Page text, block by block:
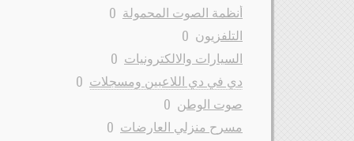
أنظمة الصوت المحمولة 0
التلفزيون 0
السيارات والالكترونيات 0
دي في دي اللاعبين ومسجلات 0
صوت الوطن 0
مسرح منزلي العارضات 0